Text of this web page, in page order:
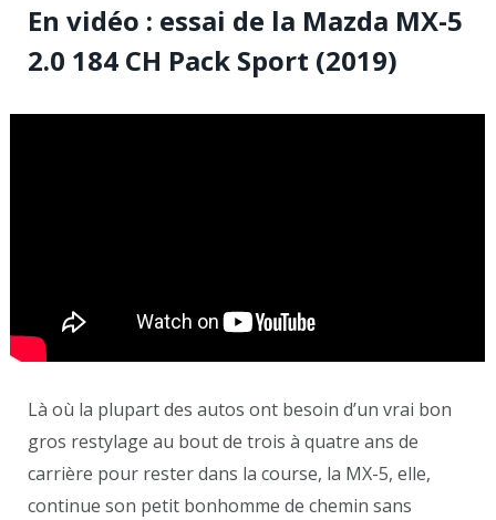
En vidéo : essai de la Mazda MX-5
2.0 184 CH Pack Sport (2019)
Là où la plupart des autos ont besoin d’un vrai bon
gros restylage au bout de trois à quatre ans de
carrière pour rester dans la course, la MX-5, elle,
continue son petit bonhomme de chemin sans